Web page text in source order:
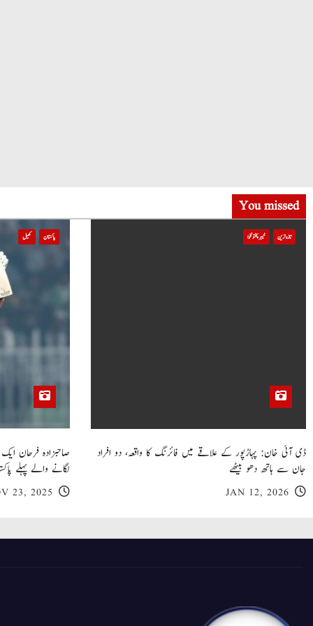
You missed
تازہ ترین خیبر پختونخوا
ڈی آئی خان: پہاڑپور کے علاقے میں فائرنگ کا واقعہ، دو افراد
جان سے ہاتھ دھو بیٹھے
JAN 12, 2026
پاکستان کھیل
لگانے والے پہلے
23, 2025